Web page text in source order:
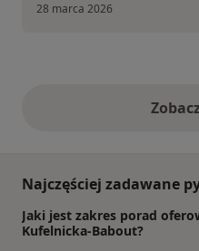
28 marca 2026
Najczęściej zadawane
Jaki jest zakres porad
Kufelnicka-Babout?